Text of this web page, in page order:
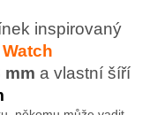
inspirovaný
mm a vlastní šíří